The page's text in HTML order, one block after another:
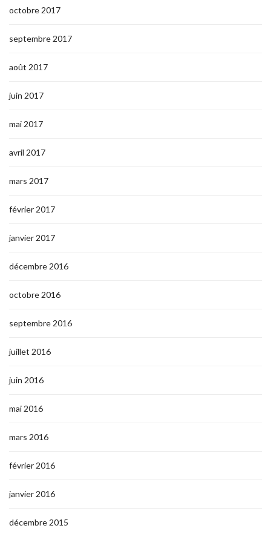
octobre 2017
septembre 2017
août 2017
juin 2017
mai 2017
avril 2017
mars 2017
février 2017
janvier 2017
décembre 2016
octobre 2016
septembre 2016
juillet 2016
juin 2016
mai 2016
mars 2016
février 2016
janvier 2016
décembre 2015